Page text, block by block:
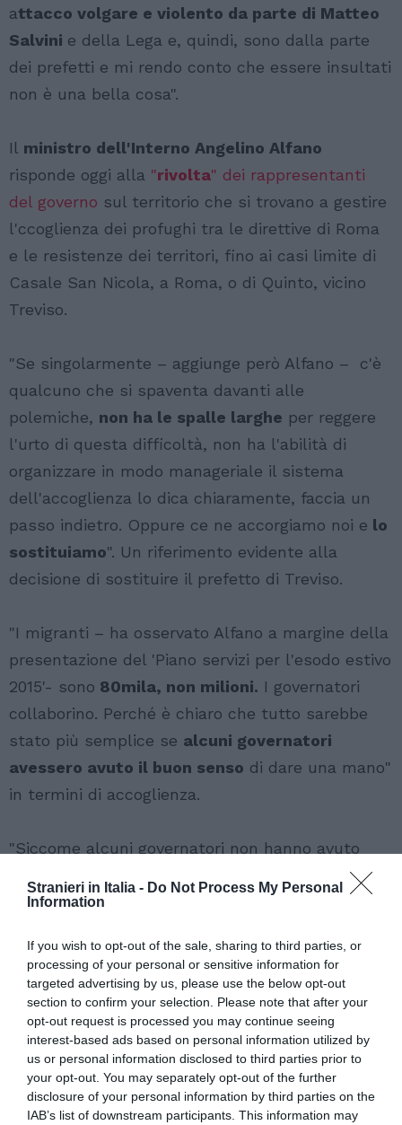
Stranieri in Italia - Do Not Process My Personal
Information
If you wish to opt-out of the sale, sharing to third parties, or
processing of your personal or sensitive information for
targeted advertising by us, please use the below opt-out
section to confirm your selection. Please note that after your
opt-out request is processed you may continue seeing
interest-based ads based on personal information utilized by
us or personal information disclosed to third parties prior to
your opt-out. You may separately opt-out of the further
disclosure of your personal information by third parties on the
IAB’s list of downstream participants. This information may
attacco volgare e violento da parte di Matteo
Salvini e della Lega e, quindi, sono dalla parte
dei prefetti e mi rendo conto che essere insultati
non è una bella cosa".
Il ministro dell'Interno Angelino Alfano
risponde oggi alla "rivolta" dei rappresentanti
del governo sul territorio che si trovano a gestire
l'ccoglienza dei profughi tra le direttive di Roma
e le resistenze dei territori, fino ai casi limite di
Casale San Nicola, a Roma, o di Quinto, vicino
Treviso.
"Se singolarmente – aggiunge però Alfano – c'è
qualcuno che si spaventa davanti alle
polemiche, non ha le spalle larghe per reggere
l'urto di questa difficoltà, non ha l'abilità di
organizzare in modo manageriale il sistema
dell'accoglienza lo dica chiaramente, faccia un
passo indietro. Oppure ce ne accorgiamo noi e lo
sostituiamo". Un riferimento evidente alla
decisione di sostituire il prefetto di Treviso.
"I migranti – ha osservato Alfano a margine della
presentazione del 'Piano servizi per l'esodo estivo
2015'- sono 80mila, non milioni. I governatori
collaborino. Perché è chiaro che tutto sarebbe
stato più semplice se alcuni governatori
avessero avuto il buon senso di dare una mano"
in termini di accoglienza.
"Siccome alcuni governatori non hanno avuto
tutto il
peso nei confronti e contro le regioni del Sud,
di sforzo e di fare noi, come governo, tutto da
soli nelle regioni dove i governatori non sono
stati di buon senso. Questo ha reso ancorpiù
complicata l'azione dei prefetti".
"Nonostante tutto – ha concluso Alfano –
andremo avanti e metteremo sempre meglio a